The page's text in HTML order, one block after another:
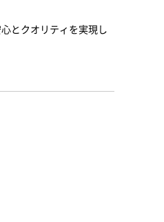
とクオリティを実現し